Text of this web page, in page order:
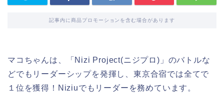
記事内に商品プロモーションを含む場合があります
マコちゃんは、「Nizi Project(ニジプロ)」のバトルな
どでもリーダーシップを発揮し、東京合宿では全てで
１位を獲得！Niziuでもリーダーを務めています。